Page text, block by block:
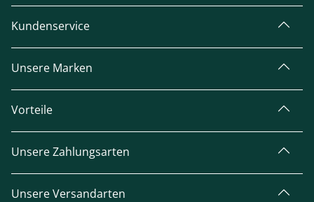
Kundenservice
Unsere Marken
Vorteile
Unsere Zahlungsarten
Unsere Versandarten